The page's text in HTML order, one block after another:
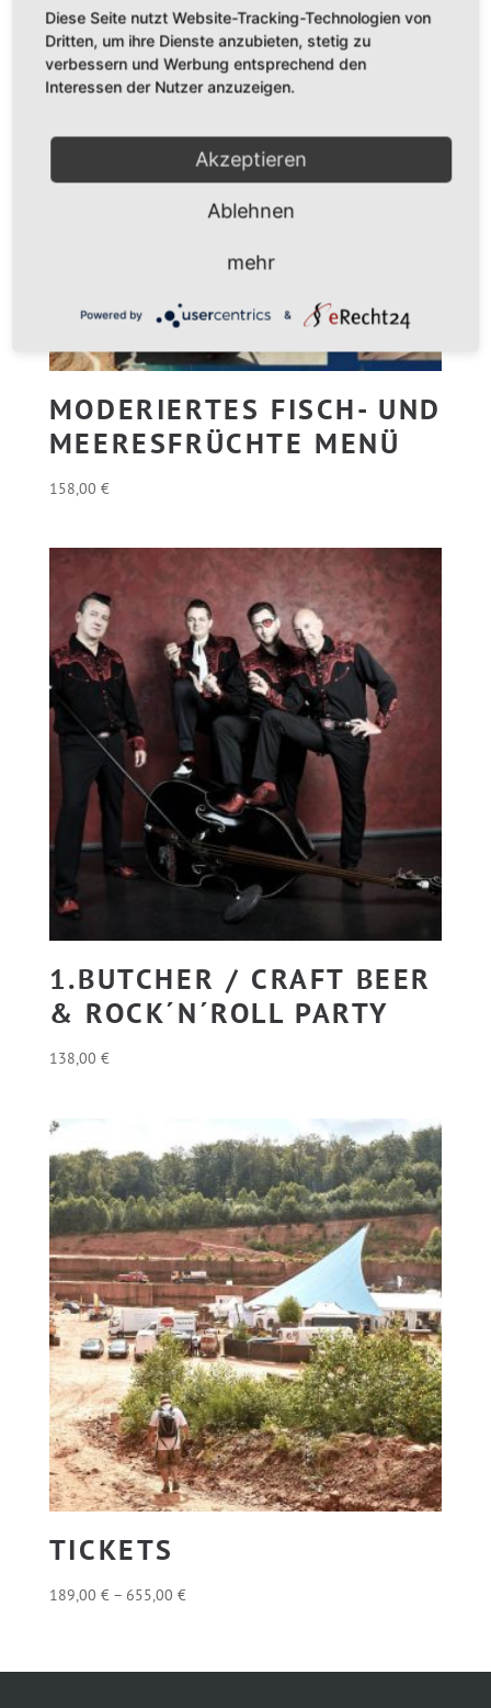
v
MODERIERTES FISCH- UND
MEERESFRÜCHTE MENÜ
158,00 €
1.BUTCHER / CRAFT BEER
& ROCK´N´ROLL PARTY
138,00 €
TICKETS
189,00 € – 655,00 €Preisspanne:
655,00 €
Diese Seite nutzt Website-Tracking-Technologien von
Dritten, um ihre Dienste anzubieten, stetig zu
verbessern und Werbung entsprechend den
Interessen der Nutzer anzuzeigen.
Akzeptieren
Ablehnen
mehr
Powered by &